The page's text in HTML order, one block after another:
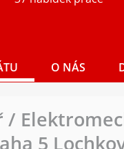
O NÁS
/
5